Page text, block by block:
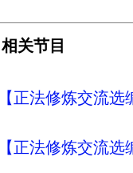
相关节目
【正法修炼交流
【正法修炼交流